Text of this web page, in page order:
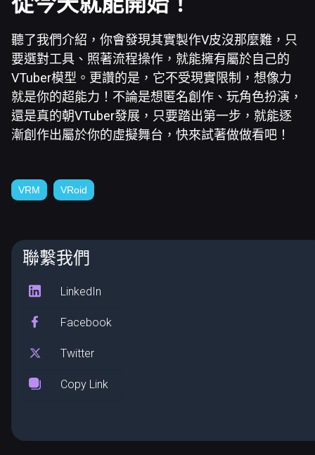
聯繫我們
LinkedIn
Facebook
Twitter
Copy Link
聽了我們介紹，你會發現其實製作V皮沒那麼難，只
要選對工具、照著流程操作，就能擁有屬於自己的
VTuber模型。更讚的是，它不受現實限制，想像力
就是你的超能力！不論是想匿名創作、玩角色扮演，
還是真的朝VTuber發展，只要踏出第一步，就能逐
漸創作出屬於你的虛擬舞台，快來試著做做看吧！
VRM VRoid